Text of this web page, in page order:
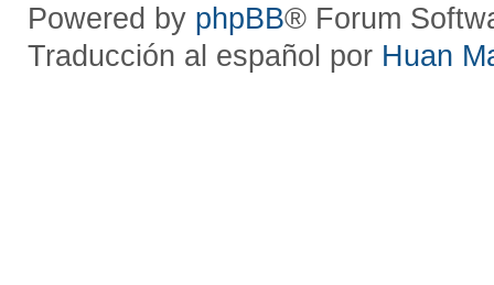
Powered by phpBB® Forum
Traducción al español por Huan